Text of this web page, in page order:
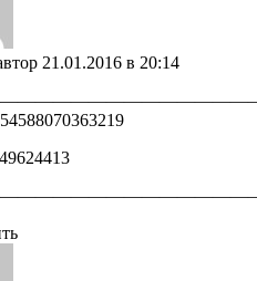
21.01.2016 в 20:14